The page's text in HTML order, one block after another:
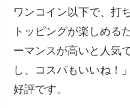
ワンコイン以下で、打
トッピングが楽しめる
ーマンスが高いと人気
し、コスパもいいね！
好評です。